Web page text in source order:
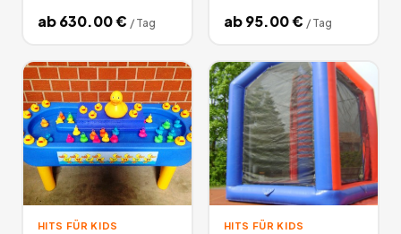
ab630.00€ / Tag ab95.00€ / Tag
HITS FÜR KIDS HITS FÜR KIDS